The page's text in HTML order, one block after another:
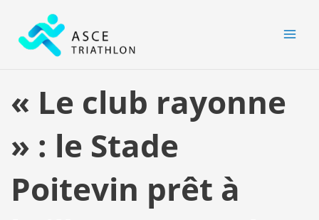
contenu
« Le club rayonne
» : le Stade
Poitevin prêt à